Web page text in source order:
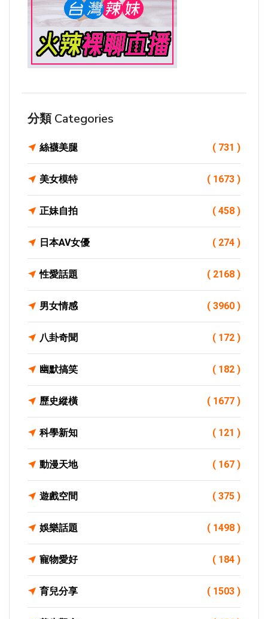
分類 Categories
絲襪美腿 ( 731 )
美女模特 ( 1673 )
正妹自拍 ( 458 )
日本AV女優 ( 274 )
性愛話題 ( 2168 )
男女情感 ( 3960 )
八卦奇聞 ( 172 )
幽默搞笑 ( 182 )
歷史縱橫 ( 1677 )
科學新知 ( 121 )
動漫天地 ( 167 )
遊戲空間 ( 375 )
娛樂話題 ( 1498 )
寵物愛好 ( 184 )
育兒分享 ( 1503 )